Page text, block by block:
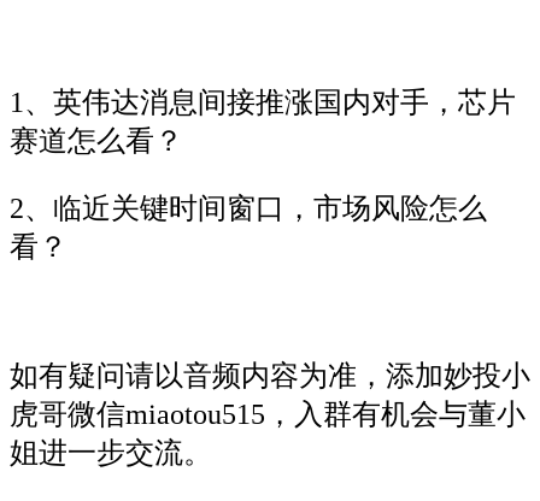
1、英伟达消息间接推涨国内对手，芯片
赛道怎么看？
2、临近关键时间窗口，市场风险怎么
看？
如有疑问请以音频内容为准，添加妙投小
虎哥微信miaotou515，入群有机会与董小
姐进一步交流。